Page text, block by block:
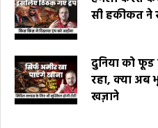
सी हकीकत ने
दुनिया को
रहा, क्या अब
खज़ाने